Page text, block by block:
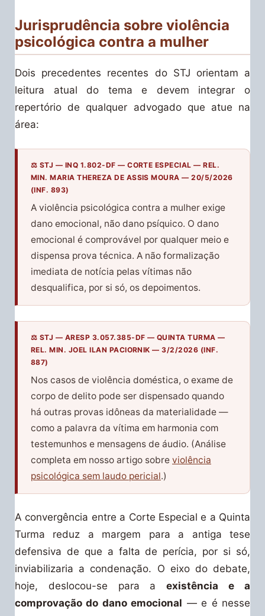
Jurisprudência sobre violência
psicológica contra a mulher
Dois precedentes recentes do STJ orientam a
leitura atual do tema e devem integrar o
repertório de qualquer advogado que atue na
área:
⚖️ STJ — INQ 1.802-DF — CORTE ESPECIAL — REL.
MIN. MARIA THEREZA DE ASSIS MOURA — 20/5/2026
(INF. 893)
A violência psicológica contra a mulher exige
dano emocional, não dano psíquico. O dano
emocional é comprovável por qualquer meio e
dispensa prova técnica. A não formalização
imediata de notícia pelas vítimas não
desqualifica, por si só, os depoimentos.
⚖️ STJ — ARESP 3.057.385-DF — QUINTA TURMA —
REL. MIN. JOEL ILAN PACIORNIK — 3/2/2026 (INF.
887)
Nos casos de violência doméstica, o exame de
corpo de delito pode ser dispensado quando
há outras provas idôneas da materialidade —
como a palavra da vítima em harmonia com
testemunhos e mensagens de áudio. (Análise
completa em nosso artigo sobre violência
psicológica sem laudo pericial.)
A convergência entre a Corte Especial e a Quinta
Turma reduz a margem para a antiga tese
defensiva de que a falta de perícia, por si só,
inviabilizaria a condenação. O eixo do debate,
hoje, deslocou-se para aexistência e a
comprovação do dano emocional — e é nesse